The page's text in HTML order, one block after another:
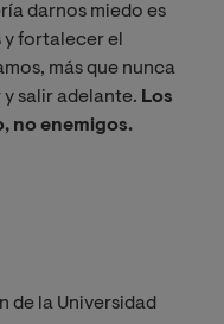
darnos miedo es
fortalecer el
más que nunca
salir adelante. Los
no enemigos.
de la Universidad